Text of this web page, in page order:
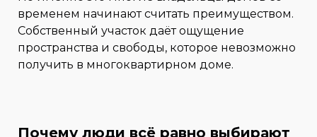
временем начинают считать преимуществом.
Собственный участок даёт ощущение
пространства и свободы, которое невозможно
получить в многоквартирном доме.
Почему люди всё равно выбирают